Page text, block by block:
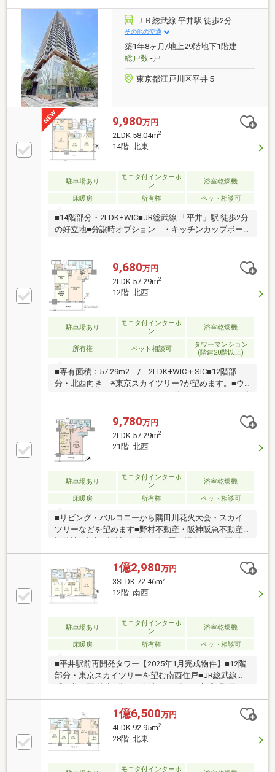
活機能充実！■東急不動産旧分譲のブランズシリーズ
マンション！■1Fに宅配ボックスやゴミ置場等有！■内
廊下！二重床二重天井！遮音性断熱性に優れた複層ガ
ラスを採用！■12F部分の東南角部屋で、眺望日当り
◎■キッチンに嬉しい窓有！■エアコン(LD)、床暖房
(LD)、WIC、食洗機等有！
ＪＲ総武線 平井駅 徒歩2分
その他の交通
築1年8ヶ月/地上29階地下1階建
総戸数-戸
東京都江戸川区平井５
9,980万円
2LDK 58.04m2
14階 北東
駐車場あり
モニタ付インターホ
ン
浴室乾燥機
床暖房 所有権 ペット相談可
■14階部分・2LDK+WIC■JR総武線 「平井」駅 徒歩2分
の好立地■分譲時オプション ・キッチンカップボー
急阪神不動産(株) 分譲■免震構造■トリプルセキュリテ
ィ■「長期優良住宅」 認定（※新築時）■レンタサイク
ル（有料）■プライバシー性の高い内廊下■各フロアご
み置き場
9,680万円
2LDK 57.29m2
12階 北西
駐車場あり
モニタ付インターホ
ン
浴室乾燥機
所有権 ペット相談可
タワーマンション
(階建20階以上)
■専有面積：57.29m2 / 2LDK+WIC＋SIC■12階部
分・北西向き ※東京スカイツリー?が望めます。■ウ
武線 「平井」駅 徒歩2分の好立地■2025年1月完成■野
村不動産(株)・阪急阪神不動産(株) 分譲■免震構造■ト
リプルセキュリティ■「長期優良住宅」 認定（※新築
時）■プライバシー性の高い内廊下■充実した共用施
設 ・ラウンジ ・テラス ・スタディルーム ・ラ
イブラリーラウンジ・プレイエリア ・キッズルーム
9,780万円
2LDK 57.29m2
21階 北西
駐車場あり
モニタ付インターホ
ン
浴室乾燥機
床暖房 所有権 ペット相談可
■リビング・バルコニーから隅田川花火大会・スカイ
ツリーなどを望めます■野村不動産・阪神阪急不動産
出し可能）■LD・居室の天井高は2.6ｍ（標準は2.5ｍ）
■ペット飼育可（細則有）■ゲストルーム・スカイラウ
ンジ・プレイエリア・キッズルーム等 充実した共用
部■24時間友人管理（夜間は警備員）■宅配ロッカー有
【お勧めの設備・仕様等】■二重床二重天井■ウォーク
■ディスポーザー■床暖房（LD部分）■TVモニター付イ
1億2,980万円
3SLDK 72.46m2
12階 南西
駐車場あり
モニタ付インターホ
ン
浴室乾燥機
床暖房 所有権 ペット相談可
■平井駅前再開発タワー【2025年1月完成物件】■12階
部分・東京スカイツリーを望む南西住戸■JR総武線
動産(株)・阪急阪神不動産(株) 分譲■免震構造■トリプ
ルセキュリティ■「長期優良住宅」 認定（※新築時）■
レンタサイクル（有料）■プライバシー性の高い内廊
下■各フロアごみ置き場
1億6,500万円
4LDK 92.95m2
28階 北東
モニタ付インターホ